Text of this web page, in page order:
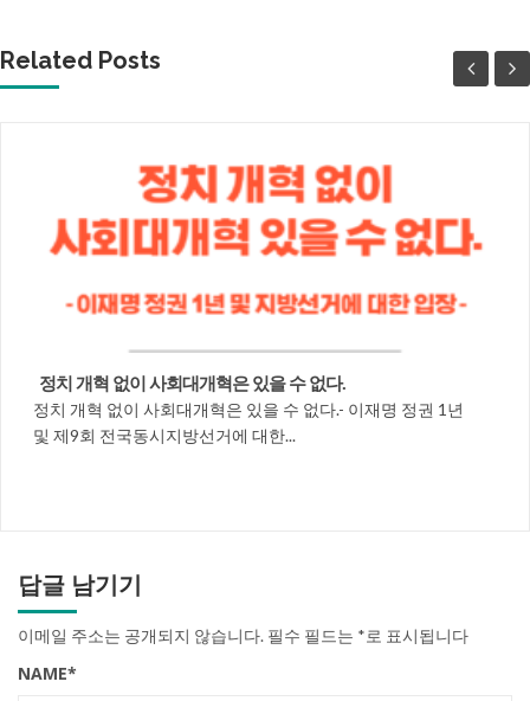
Related Posts
정치 개혁 없이 사회대개혁은 있을 수 없다.
정치 개혁 없이 사회대개혁은 있을 수 없다.- 이재명 정권 1년
및 제9회 전국동시지방선거에 대한...
답글 남기기
이메일 주소는 공개되지 않습니다. 필수 필드는 *로 표시됩니다
NAME*